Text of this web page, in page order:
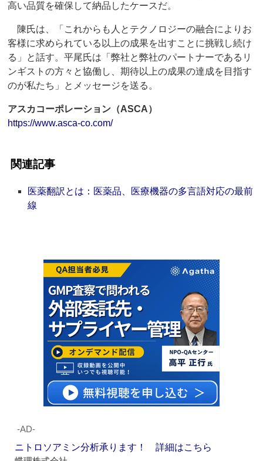
高い品質を確保して納品したケースだ。
陳氏は、「これからも人とテクノロジーの融合によりお
客様に求められている以上の成果を出すことに挑戦し続け
る」と話す。平尾氏は「弊社と弊社のパートナーであるリ
ンギストの方々と協働し、期待以上の成果の達成を目指す
のが私たち」とメッセージを送る。
アスカコーポレーション（ASCA）
https://www.asca-co.com/
関連記事
医薬翻訳とは：医薬品、医療機器の多言語対応の最前
線
‐AD‐
ニトロソアミン分析承ります！ 詳細はこちら